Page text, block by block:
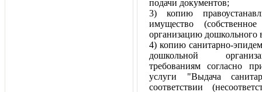
подачи документов;
3) копию
имущество
организацию дошкольного
4) копию санитарно-
дошкольной
требованиям согласно
услуги "Выдача
соответствии